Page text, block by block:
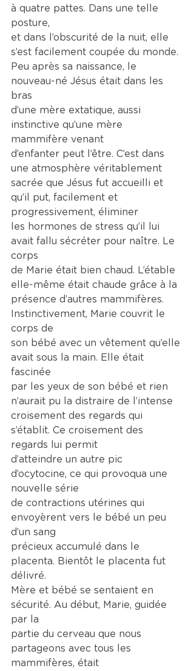
à quatre pattes. Dans une telle
posture,
et dans l’obscurité de la nuit, elle
s’est facilement coupée du monde.
Peu après sa naissance, le
nouveau-né Jésus était dans les
bras
d’une mère extatique, aussi
instinctive qu’une mère
mammifère venant
d’enfanter peut l’être. C’est dans
une atmosphère véritablement
sacrée que Jésus fut accueilli et
qu’il put, facilement et
progressivement, éliminer
les hormones de stress qu’il lui
avait fallu sécréter pour naître. Le
corps
de Marie était bien chaud. L’étable
elle-même était chaude grâce à la
présence d’autres mammifères.
Instinctivement, Marie couvrit le
corps de
son bébé avec un vêtement qu’elle
avait sous la main. Elle était
fascinée
par les yeux de son bébé et rien
n’aurait pu la distraire de l’intense
croisement des regards qui
s’établit. Ce croisement des
regards lui permit
d’atteindre un autre pic
d’ocytocine, ce qui provoqua une
nouvelle série
de contractions utérines qui
envoyèrent vers le bébé un peu
d’un sang
précieux accumulé dans le
placenta. Bientôt le placenta fut
délivré.
Mère et bébé se sentaient en
sécurité. Au début, Marie, guidée
par la
partie du cerveau que nous
partageons avec tous les
mammifères, était